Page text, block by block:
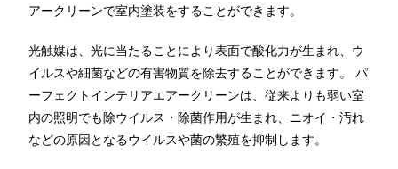
アークリーンで室内塗装をすることができます。
光触媒は、光に当たることにより表面で酸化力が生まれ、ウ
イルスや細菌などの有害物質を除去することができます。 パ
ーフェクトインテリアエアークリーンは、従来よりも弱い室
内の照明でも除ウイルス・除菌作用が生まれ、ニオイ・汚れ
などの原因となるウイルスや菌の繁殖を抑制します。